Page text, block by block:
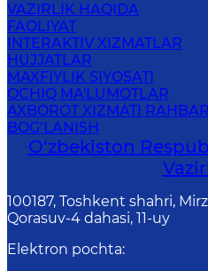
VAZIRLIK HAQIDA
FAOLIYAT
INTERAKTIV XIZMATLAR
HUJJATLAR
MAXFIYLIK SIYOSATI
OCHIQ MA'LUMOTLAR
AXBOROT XIZMATI
BOG‘LANISH
O‘zbekiston
100187, Toshkent shahri,
Qorasuv-4 dahasi, 11-uy
Elektron pochta: